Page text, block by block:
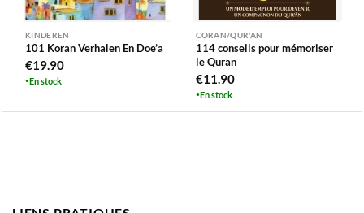
KINDEREN
101 Koran Verhalen En Doe’a
€19.90
En stock
CORAN/QUR'AN
114 conseils pour mémoriser
le Quran
€11.90
En stock